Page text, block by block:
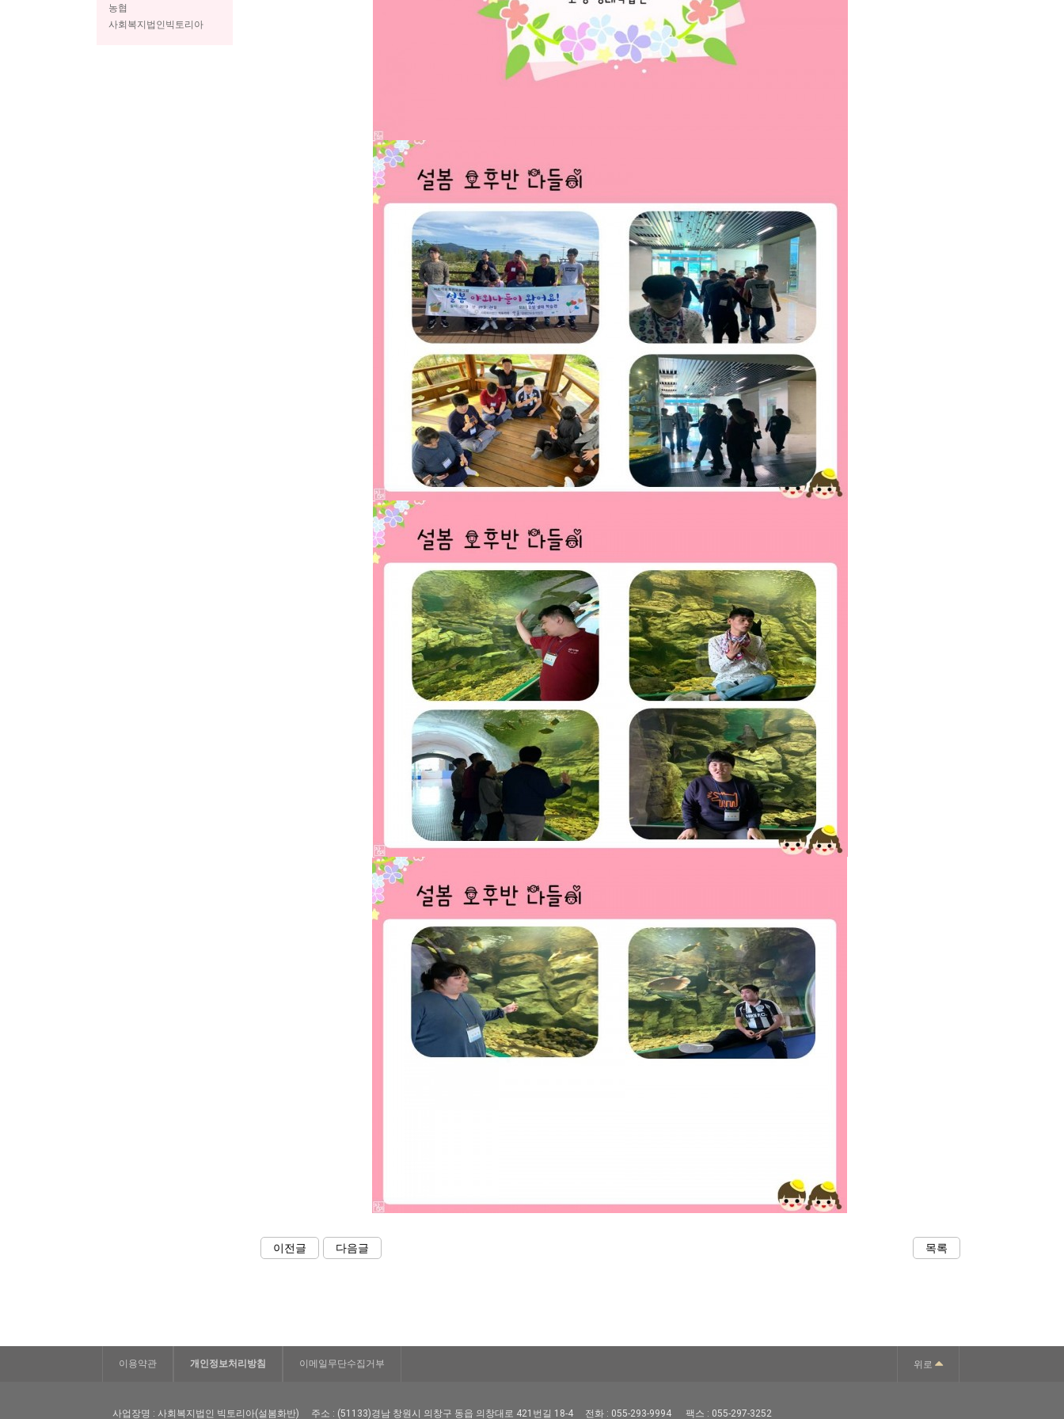
농협
사회복지법인빅토리아
이전글 다음글 목록
이용약관 개인정보처리방침 이메일무단수집거부 위로
사업장명 : 사회복지법인 빅토리아(설봄화반) 주소 : (51133)경남 창원시 의창구 동읍 의창대로 421번길 18-4 전화 : 055-293-9994 팩스 : 055-297-3252